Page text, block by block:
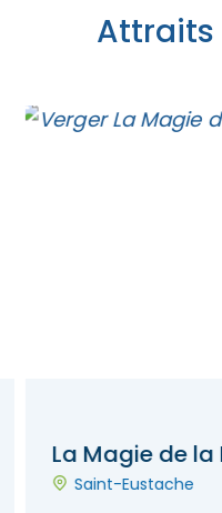
Attraits
La Magie de la
Saint-Eustache